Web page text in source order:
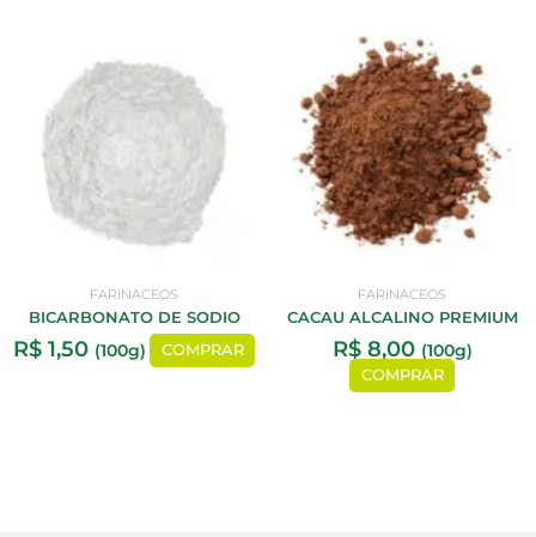
FARINACEOS
BICARBONATO DE SODIO
R$1,50 (100g) COMPRAR
FARINACEOS
CACAU ALCALINO PREMIUM
R$8,00 (100g)
COMPRAR